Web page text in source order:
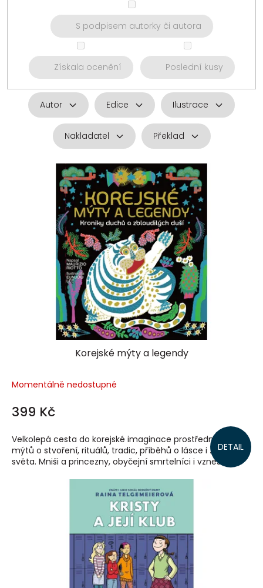
S podpisem autorky či autora
Získala ocenění Poslední kusy
Autor Edice Ilustrace
Nakladatel Překlad
Korejské mýty a legendy
Momentálně nedostupné
399 Kč
DETAIL
Velkolepá cesta do korejské imaginace prostřednictvím
mýtů o stvoření, rituálů, tradic, příběhů o lásce i z onoho
světa. Mniši a princezny, obyčejní smrtelníci i vznešení...